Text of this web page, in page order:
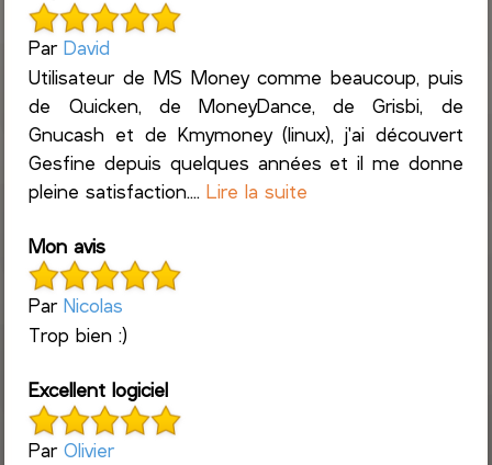
ParDavid
Utilisateur de MS Money comme beaucoup, puis
de Quicken, de MoneyDance, de Grisbi, de
Gnucash et de Kmymoney (linux), j'ai découvert
Gesfine depuis quelques années et il me donne
pleine satisfaction....Lire la suite
Mon avis
ParNicolas
Trop bien :)
Excellent logiciel
ParOlivier